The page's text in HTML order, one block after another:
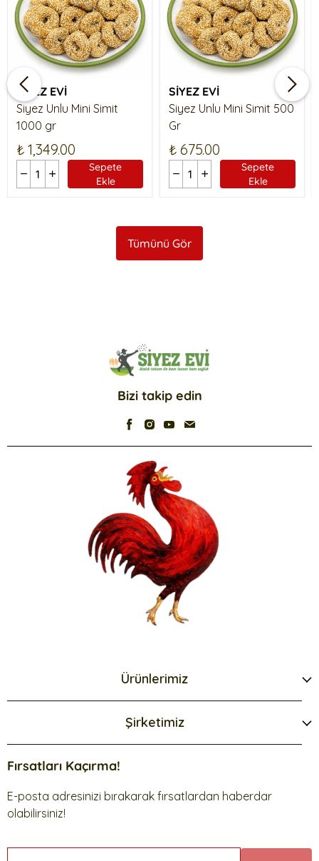
SİYEZ EVİ
Siyez Unlu Mini Simit
1000 gr
₺ 1,349.00
Sepete
Ekle
SİYEZ EVİ
Siyez Unlu Mini Simit 500
Gr
₺ 675.00
Sepete
Ekle
Tümünü Gör
Bizi takip edin
Ürünlerimiz
Şirketimiz
Fırsatları Kaçırma!
E-posta adresinizi bırakarak fırsatlardan haberdar
olabilirsiniz!